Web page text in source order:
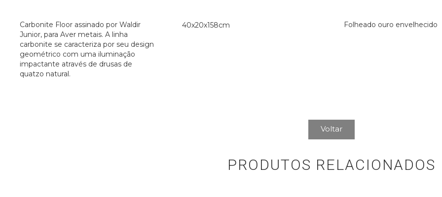
Carbonite Floor assinado por Waldir
Junior, para Aver metais. A linha
carbonite se caracteriza por seu design
geométrico com uma iluminação
impactante através de drusas de
quatzo natural.
40x20x158cm Folheado ouro envelhecido
Voltar
PRODUTOS RELACIONADOS